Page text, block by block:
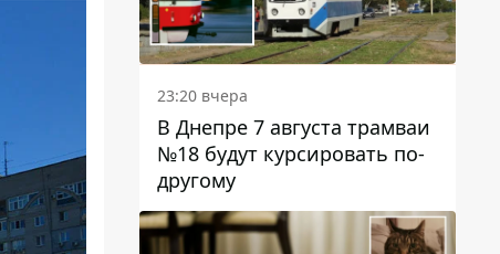
23:20 вчера
В Днепре 7 августа трамваи
№18 будут курсировать по-
другому